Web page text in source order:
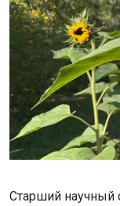
Старший научный